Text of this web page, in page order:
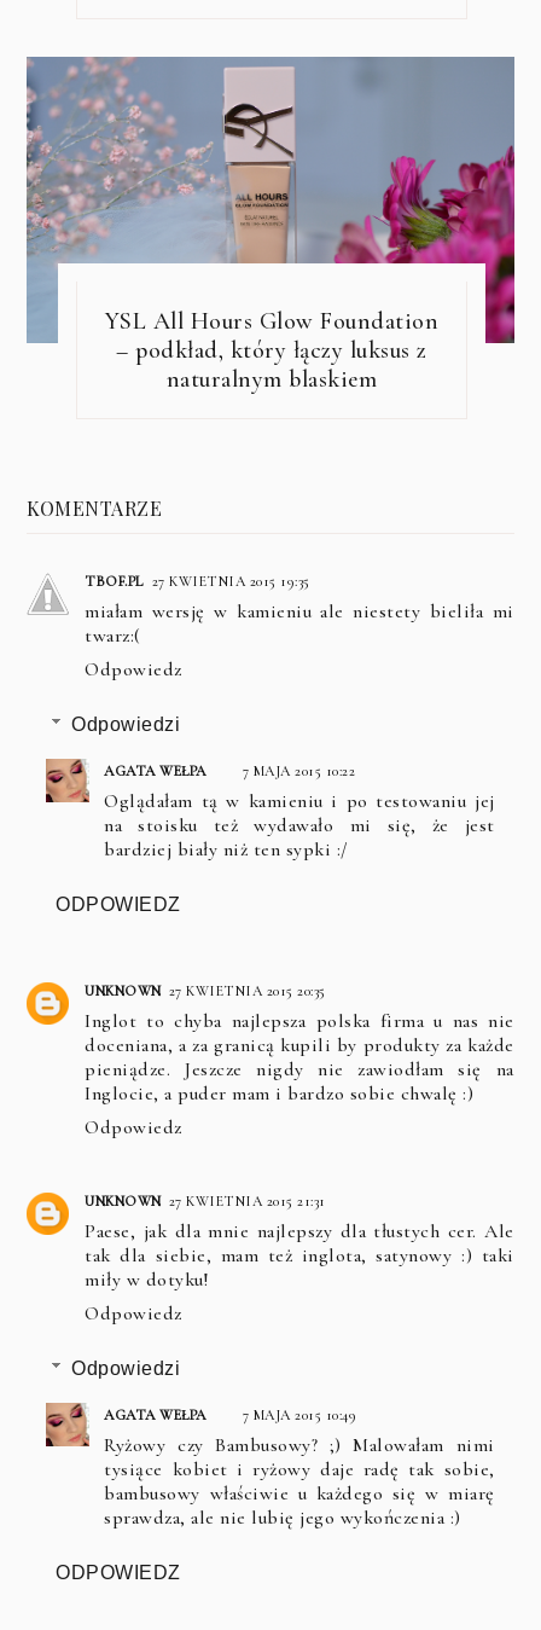
YSL All Hours Glow Foundation
– podkład, który łączy luksus z
naturalnym blaskiem
KOMENTARZE
TBOF.PL 27 KWIETNIA 2015 19:35
miałam wersję w kamieniu ale niestety bieliła mi
twarz:(
Odpowiedz
Odpowiedzi
AGATA WEŁPA 7 MAJA 2015 10:22
Oglądałam tą w kamieniu i po testowaniu jej
na stoisku też wydawało mi się, że jest
bardziej biały niż ten sypki :/
ODPOWIEDZ
UNKNOWN 27 KWIETNIA 2015 20:35
Inglot to chyba najlepsza polska firma u nas nie
doceniana, a za granicą kupili by produkty za każde
pieniądze. Jeszcze nigdy nie zawiodłam się na
Inglocie, a puder mam i bardzo sobie chwalę :)
Odpowiedz
UNKNOWN 27 KWIETNIA 2015 21:31
Paese, jak dla mnie najlepszy dla tłustych cer. Ale
tak dla siebie, mam też inglota, satynowy :) taki
miły w dotyku!
Odpowiedz
Odpowiedzi
AGATA WEŁPA 7 MAJA 2015 10:49
Ryżowy czy Bambusowy? ;) Malowałam nimi
tysiące kobiet i ryżowy daje radę tak sobie,
bambusowy właściwie u każdego się w miarę
sprawdza, ale nie lubię jego wykończenia :)
ODPOWIEDZ